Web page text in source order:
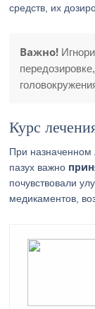
средств, их
Важно!
Курс
При назначенном
пазух важно
почувствовали
медикаментов,